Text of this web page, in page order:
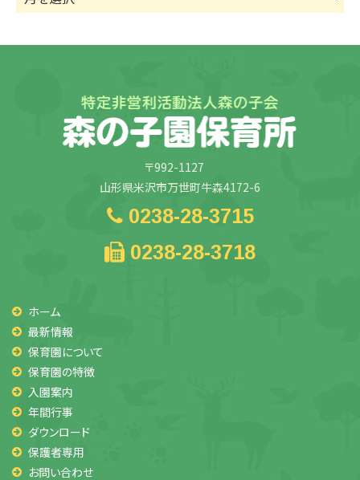
ー
〒992-1127
山形県米沢市万世町牛森4172-6
0238-28-3715
0238-28-3718
ホーム
最新情報
保育園について
保育園の特徴
入園案内
年間行事
ダウンロード
保護者専用
お問い合わせ